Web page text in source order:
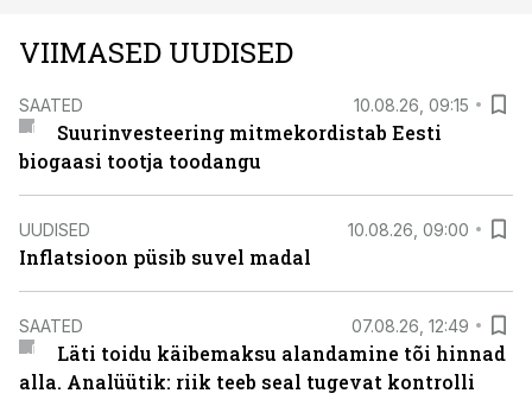
VIIMASED UUDISED
SAATED 10.08.26, 09:15
Suurinvesteering mitmekordistab Eesti
biogaasi tootja toodangu
UUDISED 10.08.26, 09:00
Inflatsioon püsib suvel madal
SAATED 07.08.26, 12:49
Läti toidu käibemaksu alandamine tõi hinnad
alla. Analüütik: riik teeb seal tugevat kontrolli